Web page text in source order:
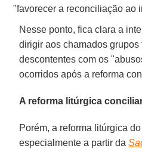
"favorecer a reconciliação ao
Nesse ponto, fica clara a
dirigir aos chamados grupos
descontentes com os
ocorridos após a reforma
A reforma litúrgica
Porém, a reforma litúrgica do
especialmente a partir da